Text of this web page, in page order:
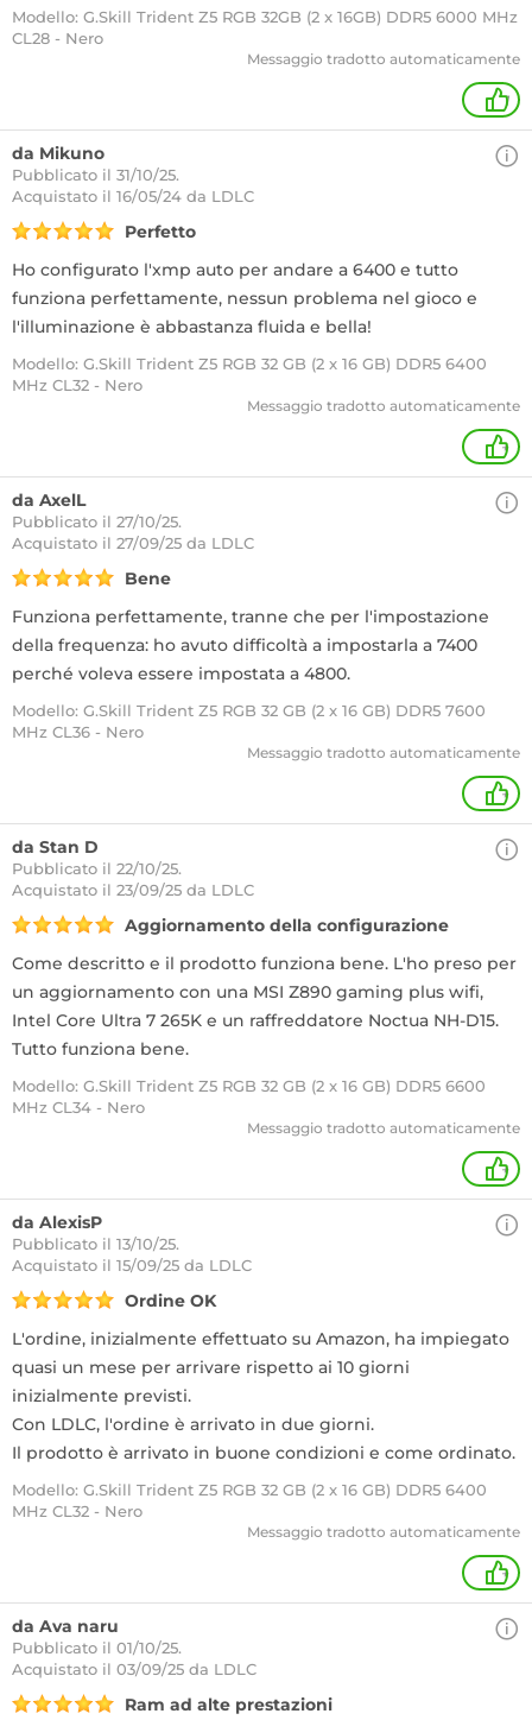
Modello: G.Skill Trident Z5 RGB 32GB (2 x 16GB) DDR5 6000 MHz
CL28 - Nero
Messaggio tradotto automaticamente
1
da Mikuno
Pubblicato il 31/10/25.
Acquistato il 16/05/24 da LDLC
Perfetto
Ho configurato l'xmp auto per andare a 6400 e tutto
funziona perfettamente, nessun problema nel gioco e
l'illuminazione è abbastanza fluida e bella!
Modello: G.Skill Trident Z5 RGB 32 GB (2 x 16 GB) DDR5 6400
MHz CL32 - Nero
Messaggio tradotto automaticamente
+
da AxelL
Pubblicato il 27/10/25.
Acquistato il 27/09/25 da LDLC
Bene
Funziona perfettamente, tranne che per l'impostazione
della frequenza: ho avuto difficoltà a impostarla a 7400
perché voleva essere impostata a 4800.
Modello: G.Skill Trident Z5 RGB 32 GB (2 x 16 GB) DDR5 7600
MHz CL36 - Nero
Messaggio tradotto automaticamente
+
da Stan D
Pubblicato il 22/10/25.
Acquistato il 23/09/25 da LDLC
Aggiornamento della configurazione
Come descritto e il prodotto funziona bene. L'ho preso per
un aggiornamento con una MSI Z890 gaming plus wifi,
Intel Core Ultra 7 265K e un raffreddatore Noctua NH-D15.
Tutto funziona bene.
Modello: G.Skill Trident Z5 RGB 32 GB (2 x 16 GB) DDR5 6600
MHz CL34 - Nero
Messaggio tradotto automaticamente
+
da AlexisP
Pubblicato il 13/10/25.
Acquistato il 15/09/25 da LDLC
Ordine OK
L'ordine, inizialmente effettuato su Amazon, ha impiegato
quasi un mese per arrivare rispetto ai 10 giorni
inizialmente previsti.
Con LDLC, l'ordine è arrivato in due giorni.
Il prodotto è arrivato in buone condizioni e come ordinato.
Modello: G.Skill Trident Z5 RGB 32 GB (2 x 16 GB) DDR5 6400
MHz CL32 - Nero
Messaggio tradotto automaticamente
+
da Ava naru
Pubblicato il 01/10/25.
Acquistato il 03/09/25 da LDLC
Ram ad alte prestazioni